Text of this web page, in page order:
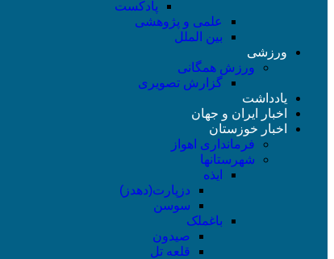
پادکست
علمی و پژوهشی
بین الملل
ورزشی
ورزش همگانی
گزارش تصویری
یادداشت
اخبار ایران و جهان
اخبار خوزستان
فرمانداری اهواز
شهرستانها
ایذه
دزپارت(دهدز)
سوسن
باغملک
صیدون
قلعه تل